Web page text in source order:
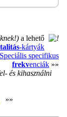
a lehető
-kártyák
Speciális specifikus
frekvenciák »»
és kihasználni
»»